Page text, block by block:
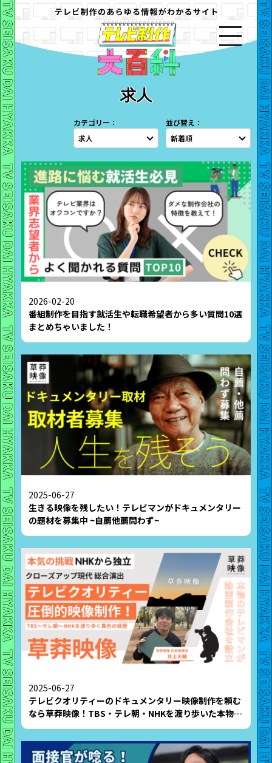
求人
カテゴリー：
求人
並び替え：
新着順
2026-02-20
番組制作を目指す就活生や転職希望者から多い質問10選
まとめちゃいました！
2025-06-27
生きる映像を残したい！テレビマンがドキュメンタリー
の題材を募集中 ~自薦他薦問わず~
2025-06-27
テレビクオリティーのドキュメンタリー映像制作を頼む
なら草莽映像！TBS・テレ朝・NHKを渡り歩いた本物の
テレビマンが動画制作会社を設立。